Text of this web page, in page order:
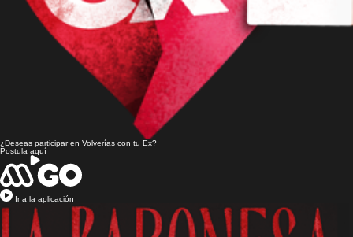
¿Deseas participar en Volverías con tu Ex?
Postula aquí
Ir a la aplicación